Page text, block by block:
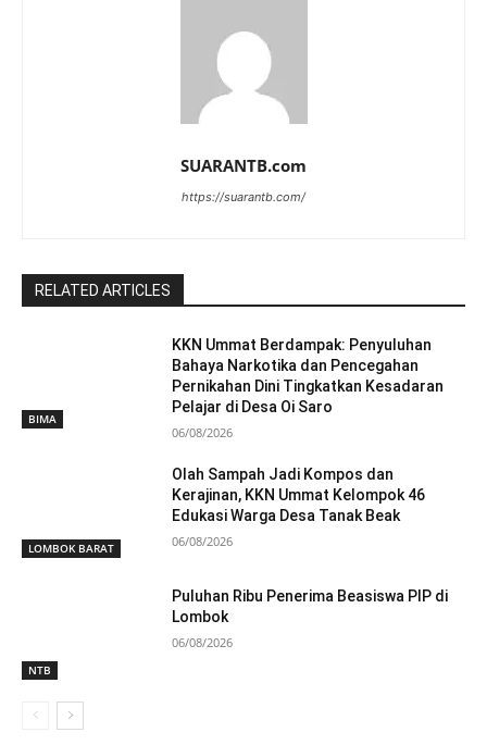
SUARANTB.com
https://suarantb.com/
RELATED ARTICLES
BIMA
KKN Ummat Berdampak: Penyuluhan
Bahaya Narkotika dan Pencegahan
Pernikahan Dini Tingkatkan Kesadaran
Pelajar di Desa Oi Saro
06/08/2026
LOMBOK BARAT
Olah Sampah Jadi Kompos dan
Kerajinan, KKN Ummat Kelompok 46
Edukasi Warga Desa Tanak Beak
06/08/2026
NTB
Puluhan Ribu Penerima Beasiswa PIP di
Lombok
06/08/2026